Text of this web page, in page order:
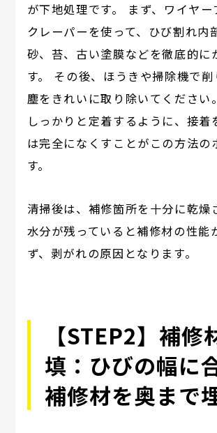
が下地処理です。 まず、ワイヤー
クレーパーを使って、ひび割れ内
砂、苔、古い塗膜などを徹底的に
す。 その後、ほうきや掃除機で
塵をきれいに取り除いてください
しっかりと定着するように、接着
は完全になくすことがこの方法の
す。
清掃後は、補修箇所を十分に乾燥
水分が残っていると補修材の性能
ず、剥がれの原因となります。
【STEP2】補修
填：ひびの幅に
補修材を奥まで